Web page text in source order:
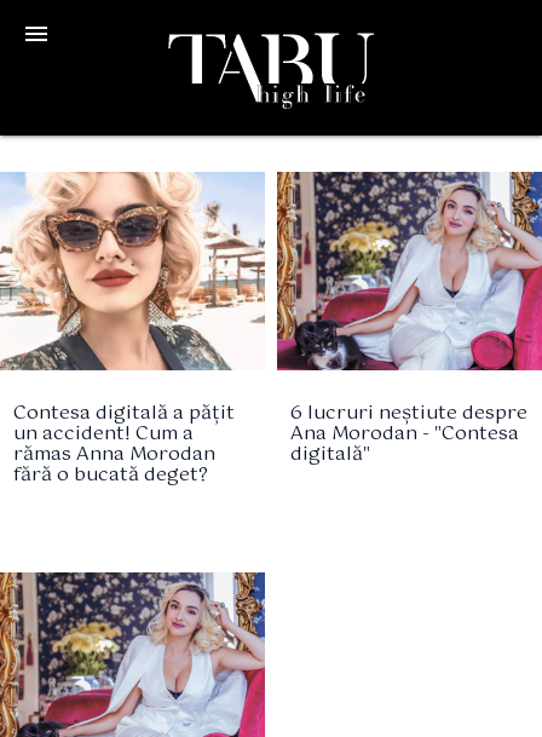
menu
Contesa digitală a pățit
un accident! Cum a
rămas Anna Morodan
fără o bucată deget?
6 lucruri neștiute despre
Ana Morodan - "Contesa
digitală"